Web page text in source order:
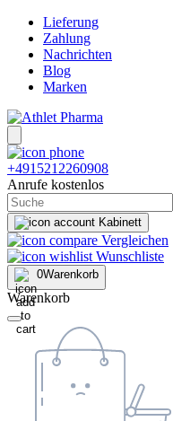
Lieferung
Zahlung
Nachrichten
Blog
Marken
+4915212260908
Anrufe kostenlos
Kabinett
Vergleichen
Wunschliste
0Warenkorb
Warenkorb